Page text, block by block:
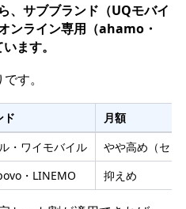
、サブブランド（UQモバイ
ンライン専用（ahamo・
ます。
す。
ド
月額
・ワイモバイル
やや高め（セッ
・LINEMO 抑えめ